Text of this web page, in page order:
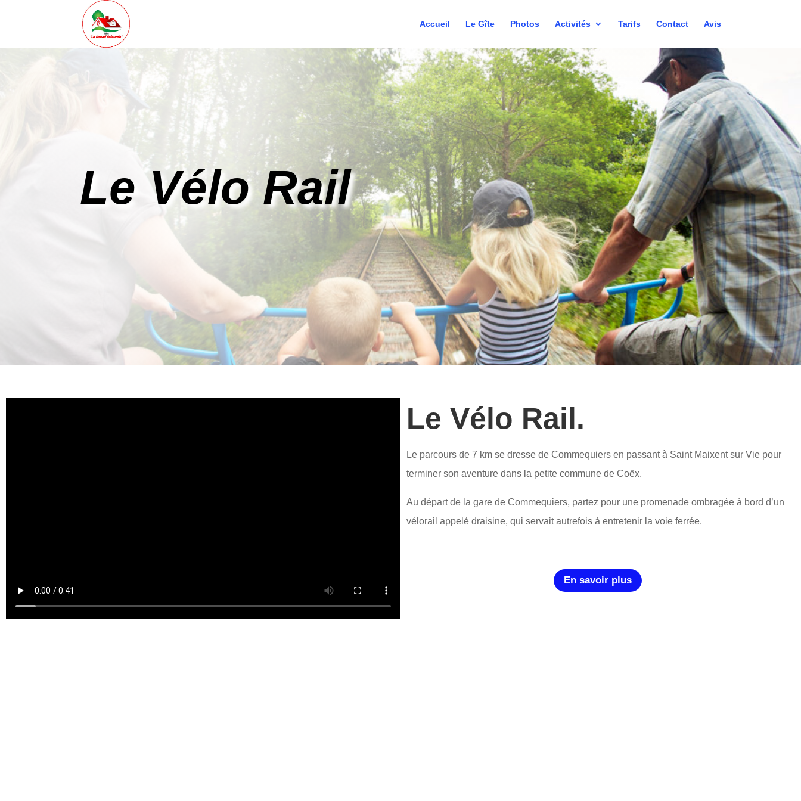
Accueil Le Gîte Photos Activités Tarifs Contact Avis
Le Vélo Rail
Le Vélo Rail.
Le parcours de 7 km se dresse de Commequiers en passant à Saint Maixent sur Vie pour
terminer son aventure dans la petite commune de Coëx.
Au départ de la gare de Commequiers, partez pour une promenade ombragée à bord d’un
vélorail appelé draisine, qui servait autrefois à entretenir la voie ferrée.
En savoir plus